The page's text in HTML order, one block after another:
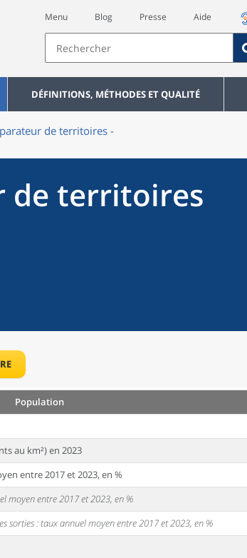
Menu Blog Presse Aide
DÉFINITIONS, MÉTHODES ET QUALITÉ
de territoires -
de territoires
Population
au km²) en 2023
entre 2017 et 2023, en %
moyen entre 2017 et 2023, en %
sorties : taux annuel moyen entre 2017 et 2023, en %